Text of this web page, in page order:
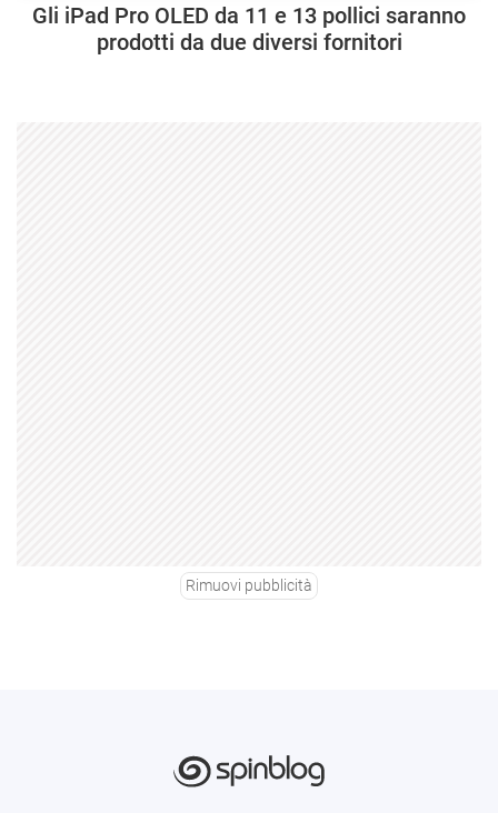
Gli iPad Pro OLED da 11 e 13 pollici saranno
prodotti da due diversi fornitori
Rimuovi pubblicità